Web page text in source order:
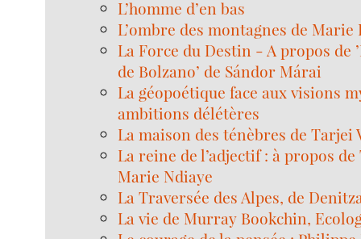
L’homme d’en bas
L’ombre des montagnes de
La Force du Destin - A propos de
de Bolzano’ de Sándor Márai
La géopoétique face aux visions
ambitions délétères
La maison des ténèbres de Tarjei
La reine de l’adjectif : à propos
Marie Ndiaye
La Traversée des Alpes, de
La vie de Murray Bookchin,